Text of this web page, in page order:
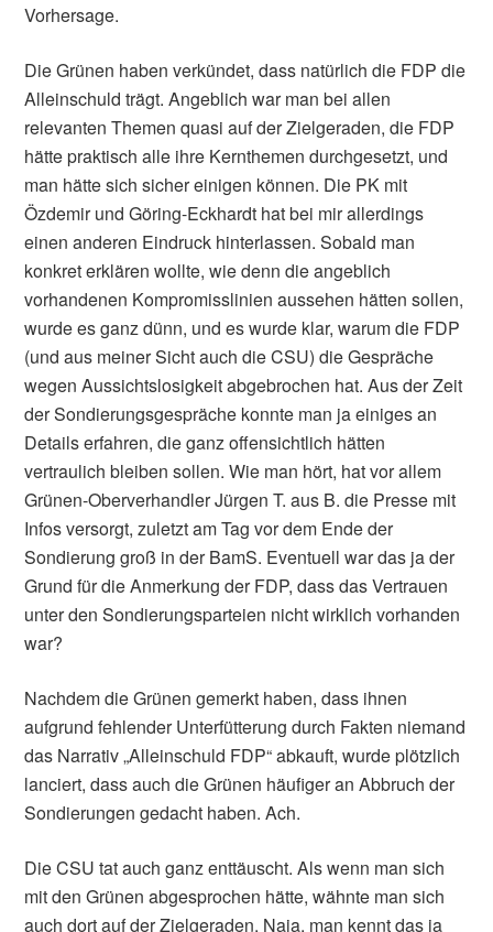
Vorhersage.
Die Grünen haben verkündet, dass natürlich die FDP die
Alleinschuld trägt. Angeblich war man bei allen
relevanten Themen quasi auf der Zielgeraden, die FDP
hätte praktisch alle ihre Kernthemen durchgesetzt, und
man hätte sich sicher einigen können. Die PK mit
Özdemir und Göring-Eckhardt hat bei mir allerdings
einen anderen Eindruck hinterlassen. Sobald man
konkret erklären wollte, wie denn die angeblich
vorhandenen Kompromisslinien aussehen hätten sollen,
wurde es ganz dünn, und es wurde klar, warum die FDP
(und aus meiner Sicht auch die CSU) die Gespräche
wegen Aussichtslosigkeit abgebrochen hat. Aus der Zeit
der Sondierungsgespräche konnte man ja einiges an
Details erfahren, die ganz offensichtlich hätten
vertraulich bleiben sollen. Wie man hört, hat vor allem
Grünen-Oberverhandler Jürgen T. aus B. die Presse mit
Infos versorgt, zuletzt am Tag vor dem Ende der
Sondierung groß in der BamS. Eventuell war das ja der
Grund für die Anmerkung der FDP, dass das Vertrauen
unter den Sondierungsparteien nicht wirklich vorhanden
war?
Nachdem die Grünen gemerkt haben, dass ihnen
aufgrund fehlender Unterfütterung durch Fakten niemand
das Narrativ „Alleinschuld FDP“ abkauft, wurde plötzlich
lanciert, dass auch die Grünen häufiger an Abbruch der
Sondierungen gedacht haben. Ach.
Die CSU tat auch ganz enttäuscht. Als wenn man sich
mit den Grünen abgesprochen hätte, wähnte man sich
auch dort auf der Zielgeraden. Naja, man kennt das ja